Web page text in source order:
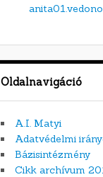
Oldalnavigáció
A.I. Matyi
Adatvédelmi
Bázisintézmény
Cikk archívum